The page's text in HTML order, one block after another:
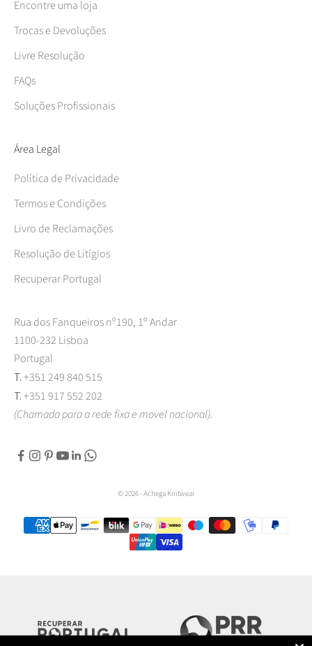
Encontre uma loja
Trocas e Devoluções
Livre Resolução
FAQs
Soluções Profissionais
Área Legal
Política de Privacidade
Termos e Condições
Livro de Reclamações
Resolução de Litígios
Recuperar Portugal
Rua dos Fanqueiros nº190, 1º Andar
1100-232 Lisboa
Portugal
T. +351 249 840 515
T. +351 917 552 202
(Chamada para a rede fixa e movel nacional).
© 2026 - Achega Knitwear